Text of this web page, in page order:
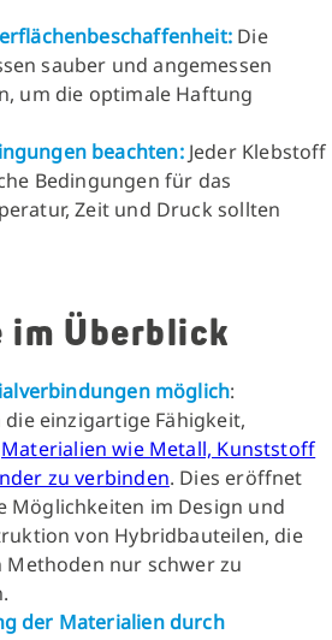
Die
sauber und angemessen
um die optimale Haftung
beachten:Jeder Klebstoff
Bedingungen für das
Zeit und Druck sollten
im Überblick
möglich:
einzigartige Fähigkeit,
Materialien wie Metall, Kunststoff
zu verbinden. Dies eröffnet
Möglichkeiten im Design und
von Hybridbauteilen, die
nur schwer zu
der Materialien durch